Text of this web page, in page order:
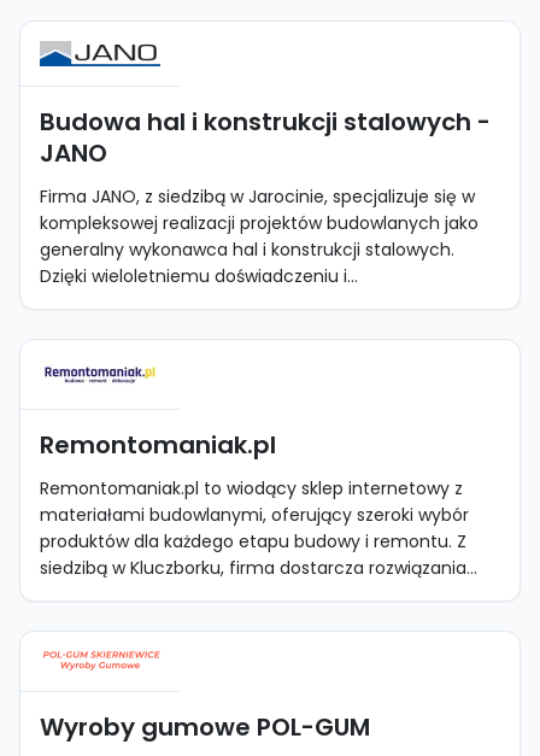
Budowa hal i konstrukcji stalowych -
JANO
Firma JANO, z siedzibą w Jarocinie, specjalizuje się w
kompleksowej realizacji projektów budowlanych jako
generalny wykonawca hal i konstrukcji stalowych.
Dzięki wieloletniemu doświadczeniu i...
Remontomaniak.pl
Remontomaniak.pl to wiodący sklep internetowy z
materiałami budowlanymi, oferujący szeroki wybór
produktów dla każdego etapu budowy i remontu. Z
siedzibą w Kluczborku, firma dostarcza rozwiązania...
Wyroby gumowe POL-GUM